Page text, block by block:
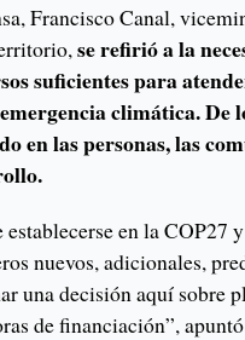
Francisco Canal,
se refirió a la
suficientes para
climática. De
en las personas, las
establecerse en la COP27
nuevos, adicionales,
una decisión aquí sobre
de financiación”,